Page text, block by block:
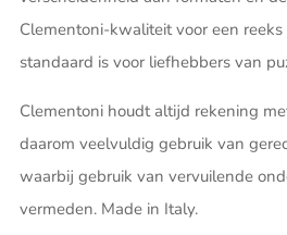
Clementoni-kwaliteit voor een
standaard is voor liefhebbers van
Clementoni houdt altijd rekening
daarom veelvuldig gebruik van
waarbij gebruik van vervuilende
vermeden. Made in Italy.